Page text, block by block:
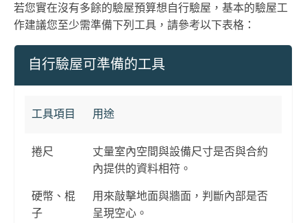
若您實在沒有多餘的驗屋預算想自行驗屋，基本的驗屋工
作建議您至少需準備下列工具，請參考以下表格：
自行驗屋可準備的工具
工具項目 用途
捲尺
丈量室內空間與設備尺寸是否與合約
內提供的資料相符。
硬幣、棍
子
用來敲擊地面與牆面，判斷內部是否
呈現空心。